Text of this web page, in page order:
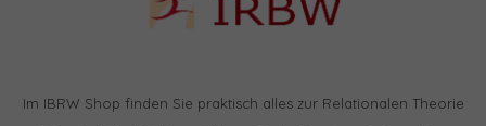
Im IBRW Shop finden Sie praktisch alles zur Relationalen Theorie